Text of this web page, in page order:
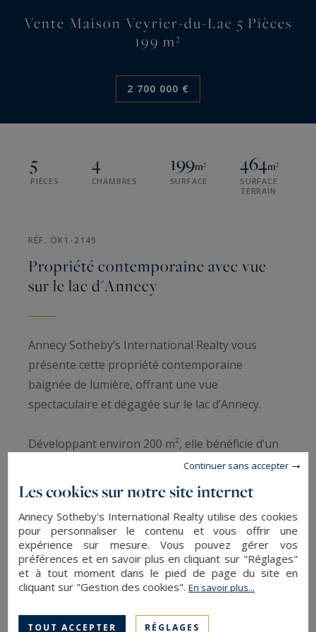
Vente Maison Veyrier-du-Lac 5 Pièces
199 m²
2 700 000 €
5
PIÈCES
4
CHAMBRES
199m²
SURFACE
464m²
SURFACE
TERRAIN
RÉF. OK1-2149
Propriété contemporaine avec vue
sur le lac d'Annecy
Annecy Sotheby’s International Realty vous
présente cette propriété contemporaine
baignée de lumière, offrant une vue
spectaculaire et dégagée sur le lac d’Annecy.
Développant environ 200 m², elle bénéficie d’un
emplacement recherché, à seulement quelques
pas de la plage de Veyrier-du-Lac.
Dès l’entrée, les volumes généreux et la
luminosité omniprésente de la vaste pièce de vie
séduisent immédiatement. Entièrement tournée
vers le lac, elle accueille une cuisine ouverte, un
atmosphère à la fois élégante et conviviale,
Les cookies sur notre site internet
Annecy Sotheby's International Realty utilise des cookies
pour personnaliser le contenu et vous offrir une
expérience sur mesure. Vous pouvez gérer vos
préférences et en savoir plus en cliquant sur "Réglages"
et à tout moment dans le pied de page du site en
cliquant sur "Gestion des cookies".En savoir plus...
TOUT ACCEPTER RÉGLAGES
Continuer sans accepter